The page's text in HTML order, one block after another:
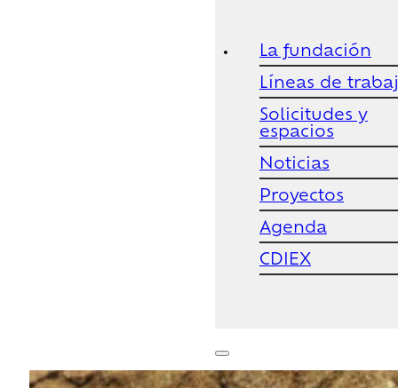
La fundación
Líneas de
Solicitudes y
espacios
Noticias
Proyectos
Agenda
CDIEX